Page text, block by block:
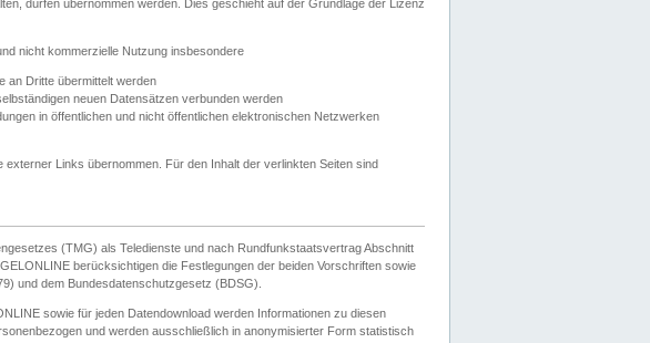
dürfen übernommen werden. Dies geschieht auf der Grundlage der Lizenz
nicht kommerzielle Nutzung insbesondere
an Dritte übermittelt werden
neuen Datensätzen verbunden werden
in öffentlichen und nicht öffentlichen elektronischen Netzwerken
Links übernommen. Für den Inhalt der verlinkten Seiten sind
(TMG) als Teledienste und nach Rundfunkstaatsvertrag Abschnitt
berücksichtigen die Festlegungen der beiden Vorschriften sowie
und dem Bundesdatenschutzgesetz (BDSG).
sowie für jeden Datendownload werden Informationen zu diesen
und werden ausschließlich in anonymisierter Form statistisch